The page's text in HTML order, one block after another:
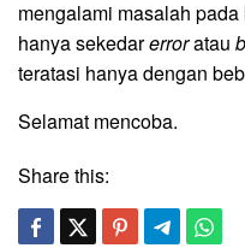
mengalami masalah
hanya sekedarerroratau
teratasi hanya dengan
Selamat mencoba.
Share this: